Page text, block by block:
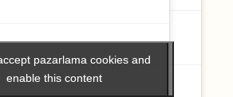
pazarlama cookies and
enable this content
pazarlama cookies and
enable this content